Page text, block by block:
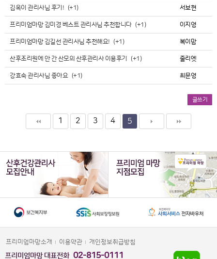
김옥이 관리사님 후기! (+1) 서보현
프리미엄마망 김미경 베스트 관리사님 추천합니다 (+1) 이지영
프리미엄마망 김길선 관리사님 추천해요! (+1) 복이맘
산후조리원에 안 간 산모의 산후관리사 이용후기 (+1) 줄리엣
강효숙 관리사님 좋아요 (+1) 최문영
글쓰기
1 2 3 4 5
프리미엄마망소개 이용약관 개인정보취급방침
프리미엄마망 대표전화 02-815-0111